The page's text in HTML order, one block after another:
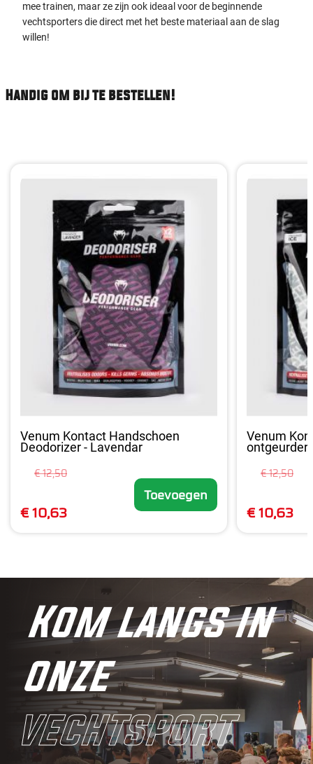
mee trainen, maar ze zijn ook ideaal voor de beginnende
vechtsporters die direct met het beste materiaal aan de slag
willen!
Handig om bij te bestellen!
Venum Kontact Handschoen
Deodorizer - Lavendar
€ 12,50
€ 10,63
Toevoegen
Venum
ontgeurder
€ 12,50
€ 10,63
Kom langs in
onze
vechtsport